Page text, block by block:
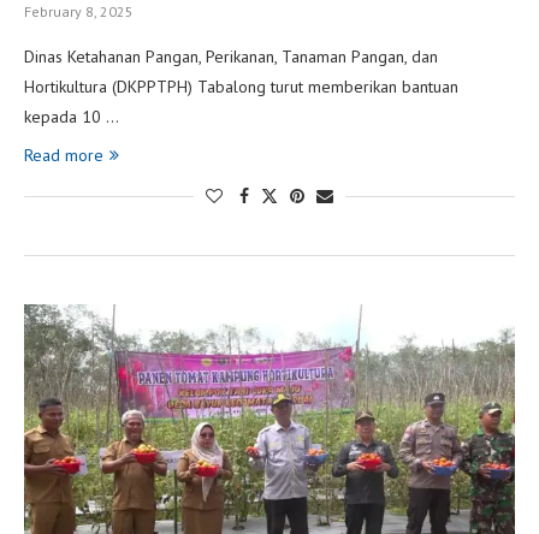
February 8, 2025
Dinas Ketahanan Pangan, Perikanan, Tanaman Pangan, dan
Hortikultura (DKPPTPH) Tabalong turut memberikan bantuan
kepada 10 …
Read more